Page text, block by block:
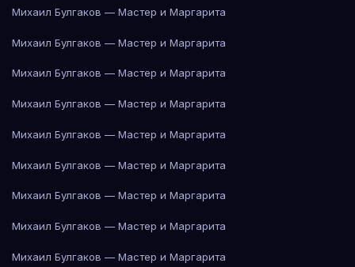
Михаил Булгаков — Мастер и Маргарита
Михаил Булгаков — Мастер и Маргарита
Михаил Булгаков — Мастер и Маргарита
Михаил Булгаков — Мастер и Маргарита
Михаил Булгаков — Мастер и Маргарита
Михаил Булгаков — Мастер и Маргарита
Михаил Булгаков — Мастер и Маргарита
Михаил Булгаков — Мастер и Маргарита
Михаил Булгаков — Мастер и Маргарита